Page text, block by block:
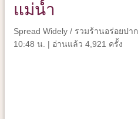
แม่น้ำ
Spread Widely / รวมร้านอร่อยปา
10:48 น. | อ่านแล้ว 4,921 ครั้ง